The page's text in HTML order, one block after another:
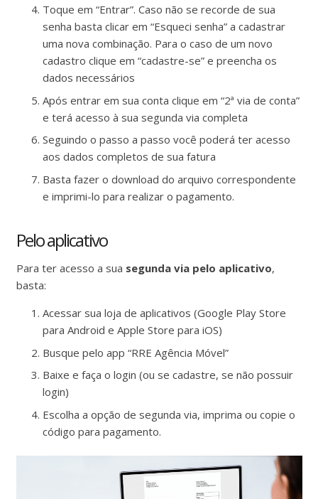
Toque em “Entrar”. Caso não se recorde de sua
senha basta clicar em “Esqueci senha” a cadastrar
uma nova combinação. Para o caso de um novo
cadastro clique em “cadastre-se” e preencha os
dados necessários
Após entrar em sua conta clique em “2ª via de conta”
e terá acesso à sua segunda via completa
Seguindo o passo a passo você poderá ter acesso
aos dados completos de sua fatura
Basta fazer o download do arquivo correspondente
e imprimi-lo para realizar o pagamento.
Pelo aplicativo
Para ter acesso a sua segunda via pelo aplicativo,
basta:
Acessar sua loja de aplicativos (Google Play Store
para Android e Apple Store para iOS)
Busque pelo app “RRE Agência Móvel”
Baixe e faça o login (ou se cadastre, se não possuir
login)
Escolha a opção de segunda via, imprima ou copie o
código para pagamento.